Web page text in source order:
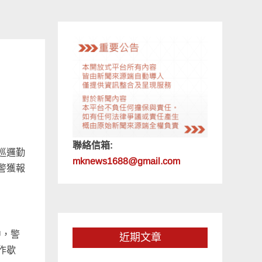
邏勤
獲報
警
歇
聯絡信箱:
mknews1688@gmail.com
近期文章